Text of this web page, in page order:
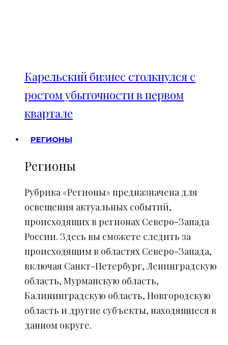
Карельский бизнес столкнулся с
ростом убыточности в первом
квартале
РЕГИОНЫ
Регионы
Рубрика «Регионы» предназначена для
освещения актуальных событий,
происходящих в регионах Северо-Запада
России. Здесь вы сможете следить за
происходящим в областях Северо-Запада,
включая Санкт-Петербург, Ленинградскую
область, Мурманскую область,
Калининградскую область, Новгородскую
область и другие субъекты, находящиеся в
данном округе.